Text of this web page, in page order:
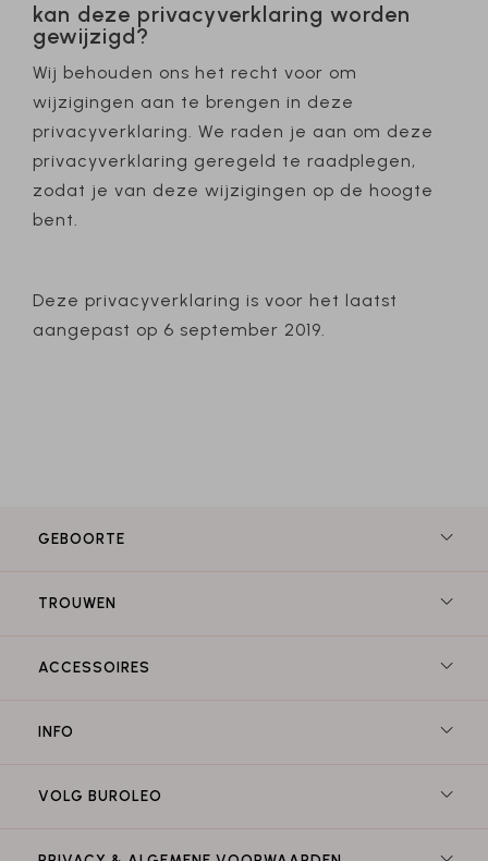
kan deze privacyverklaring worden
gewijzigd?
Wij behouden ons het recht voor om
wijzigingen aan te brengen in deze
privacyverklaring. We raden je aan om deze
privacyverklaring geregeld te raadplegen,
zodat je van deze wijzigingen op de hoogte
bent.
Deze privacyverklaring is voor het laatst
aangepast op 6 september 2019.
GEBOORTE
TROUWEN
ACCESSOIRES
INFO
VOLG BUROLEO